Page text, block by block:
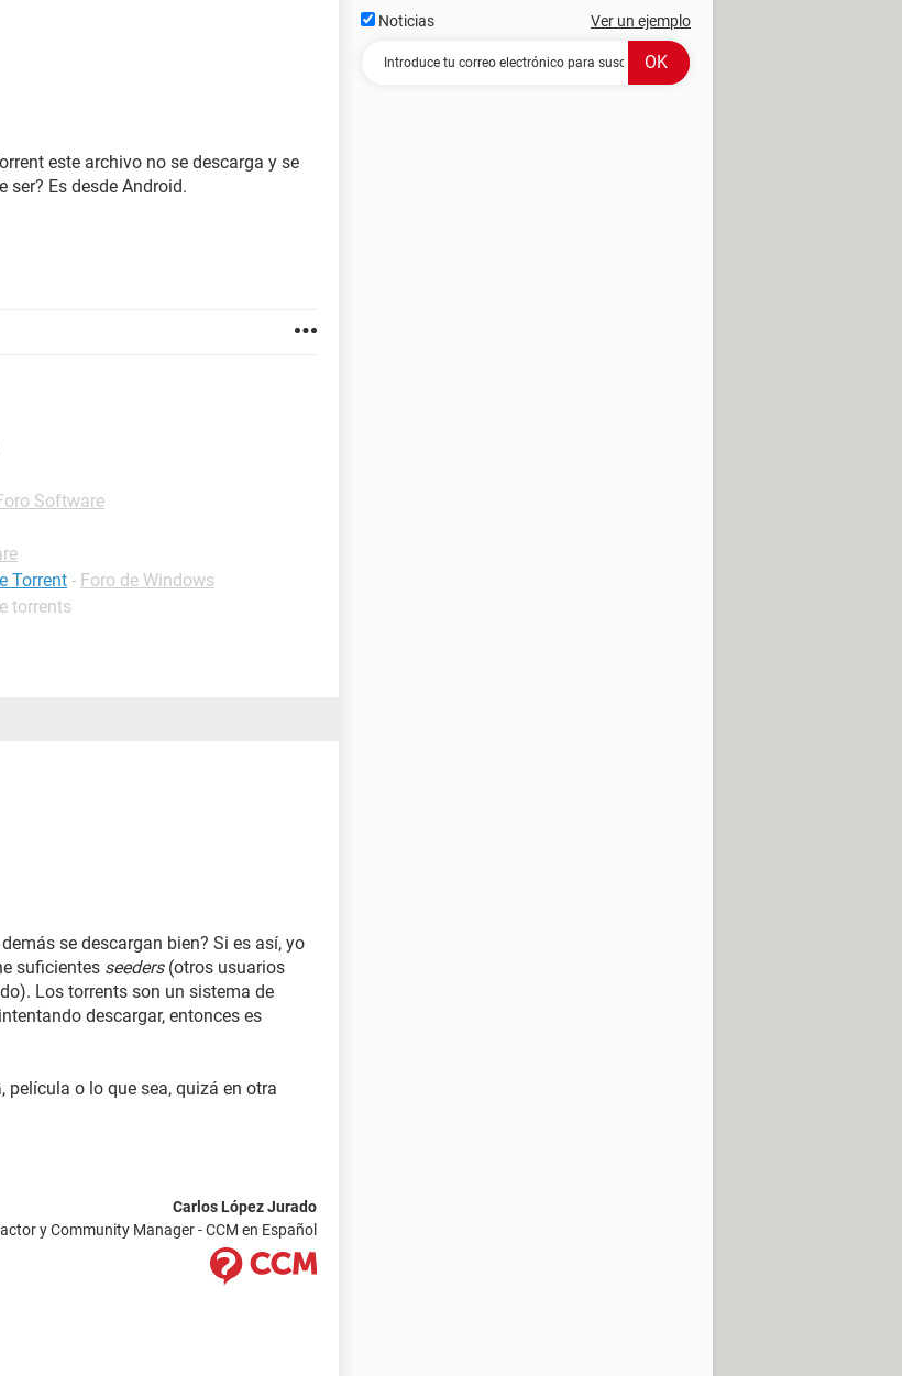
este archivo no se descarga y se
ser? Es desde Android.
Software
Torrent - Foro de Windows
torrents
se descargan bien? Si es así, yo
suficientes seeders(otros usuarios
Los torrents son un sistema de
descargar, entonces es
o lo que sea, quizá en otra
Carlos López Jurado
y Community Manager - CCM en Español
Noticias Ver un ejemplo